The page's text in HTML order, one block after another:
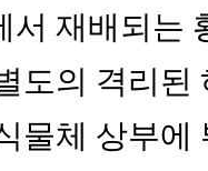
서 재배되는
도의 격리
물체 상부